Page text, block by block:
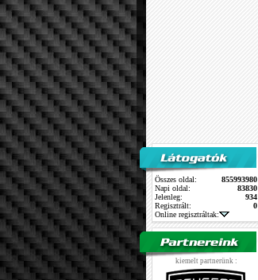
Összes oldal:
855993980
Napi oldal:
83830
Jelenleg:
934
Regisztrált:
0
Online regisztráltak:
kiemelt partnerünk :